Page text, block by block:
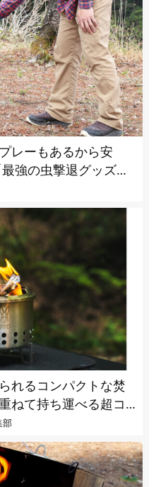
レーもあるから安
使う虫よけ】
れるコンパクトな焚
ねて持ち運べる超コ
部